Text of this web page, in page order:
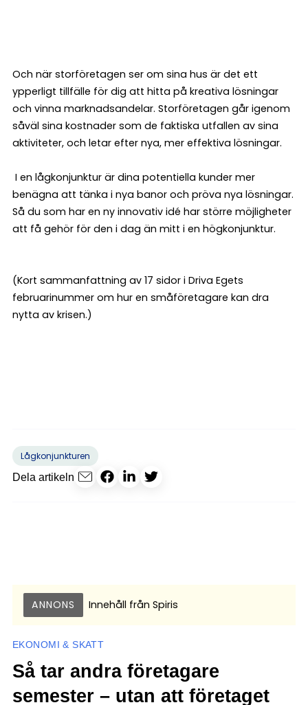
Och när storföretagen ser om sina hus är det ett
ypperligt tillfälle för dig att hitta på kreativa lösningar
och vinna marknadsandelar. Storföretagen går igenom
såväl sina kostnader som de faktiska utfallen av sina
aktiviteter, och letar efter nya, mer effektiva lösningar.
I en lågkonjunktur är dina potentiella kunder mer
benägna att tänka i nya banor och pröva nya lösningar.
Så du som har en ny innovativ idé har större möjligheter
att få gehör för den i dag än mitt i en högkonjunktur.
(Kort sammanfattning av 17 sidor i Driva Egets
februarinummer om hur en småföretagare kan dra
nytta av krisen.)
Lågkonjunkturen
Dela artikeln
ANNONS Innehåll från Spiris
EKONOMI & SKATT
Så tar andra företagare
semester – utan att företaget